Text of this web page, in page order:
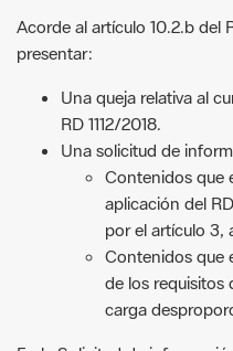
Acorde al artículo 10.2.b del
presentar:
Una queja relativa al
RD 1112/2018.
Una solicitud de
Contenidos que
aplicación del
por el artículo 3,
Contenidos que
de los requisitos
carga